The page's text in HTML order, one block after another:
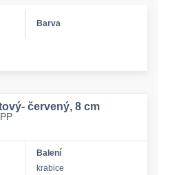
Barva
červený, 8 cm
Balení
krabice